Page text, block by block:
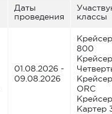
Даты
проведения
классы
01.08.2026 -
09.08.2026
800
ORC
Картер